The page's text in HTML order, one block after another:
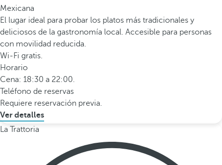
Mexicana
El lugar ideal para probar los platos más tradicionales y
deliciosos de la gastronomía local. Accesible para personas
con movilidad reducida.
Wi-Fi gratis.
Horario
Cena: 18:30 a 22:00.
Teléfono de reservas
Requiere reservación previa.
Ver detalles
La Trattoria